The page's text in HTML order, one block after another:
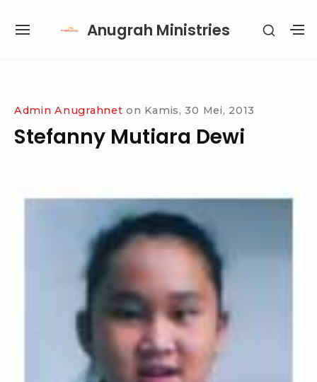
Anugrah Ministries
SITE
SHOW
Admin Anugrahnet on Kamis, 30 Mei, 2013
Stefanny Mutiara Dewi